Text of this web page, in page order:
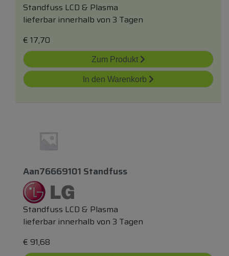
Standfuss LCD & Plasma
lieferbar innerhalb von 3 Tagen
€ 17,70
Zum Produkt
In den Warenkorb
Aan76669101 Standfuss
Standfuss LCD & Plasma
lieferbar innerhalb von 3 Tagen
€ 91,68